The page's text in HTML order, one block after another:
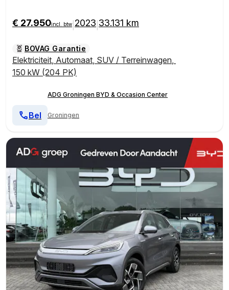
€ 27.950incl. btw 2023 33.131 km
BOVAG Garantie
Elektriciteit, Automaat, SUV / Terreinwagen,
150 kW (204 PK)
ADG Groningen BYD & Occasion Center
Groningen
Bel